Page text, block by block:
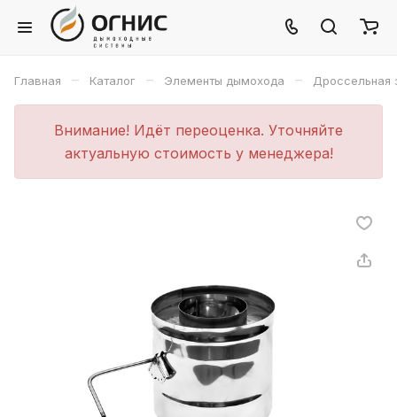
Главная – Каталог – Элементы дымохода – Дроссельная
Внимание! Идёт переоценка. Уточняйте
актуальную стоимость у менеджера!